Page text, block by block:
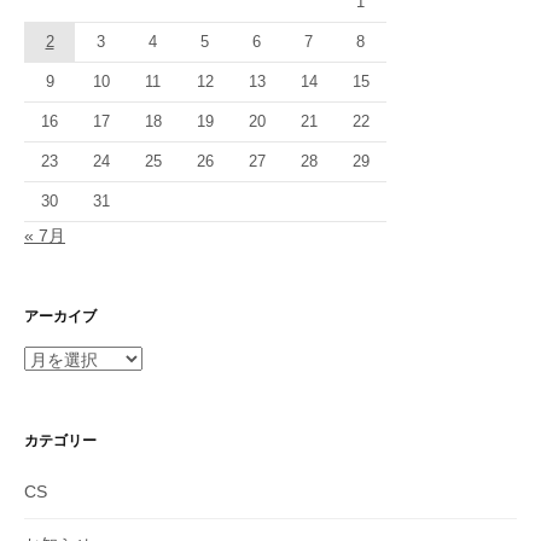
ン
2 3 4 5 6 7 8
9 10 11 12 13 14 15
16 17 18 19 20 21 22
23 24 25 26 27 28 29
30 31
« 7月
アーカイブ
ア
イ
カテゴリー
CS